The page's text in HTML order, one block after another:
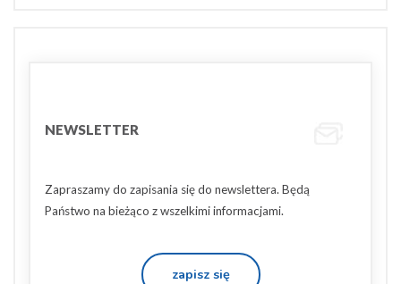
NEWSLETTER
Zapraszamy do zapisania się do newslettera. Będą
Państwo na bieżąco z wszelkimi informacjami.
zapisz się